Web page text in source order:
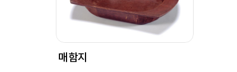
매함지